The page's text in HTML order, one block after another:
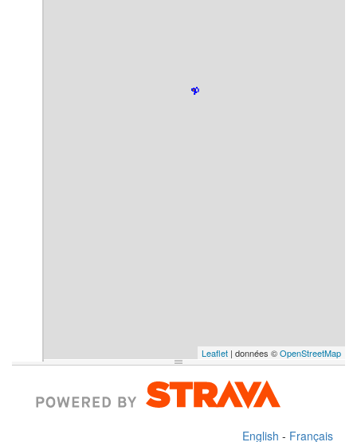
Leaflet | données ©OpenStreetMap
English - Français